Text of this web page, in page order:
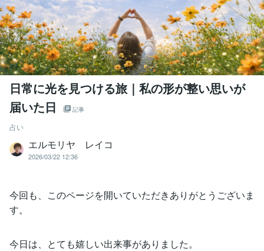
日常に光を見つける旅｜私の形が整い思いが
届いた日
記事
占い
エルモリヤ レイコ
2026/03/22 12:36
今回も、このページを開いていただきありがとうございま
す。
今日は、とても嬉しい出来事がありました。